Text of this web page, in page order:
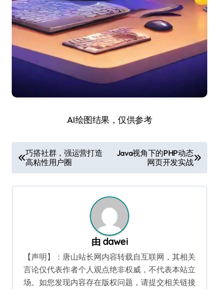
AI绘图结果，仅供参考
章
导
巧搭社群，强运营打造
高粘性用户圈
Java视角下的PHP动态
网页开发实战
由 dawei
【声明】：唐山站长网内容转载自互联网，其相关
言论仅代表作者个人观点绝非权威，不代表本站立
场。如您发现内容存在版权问题，请提交相关链接